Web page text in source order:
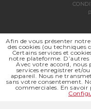
SSR
SOCIÉTÉ
Afin de vous présenter
des cookies (ou techniques
Certains services et
notre plateforme.
Avec votre accord, nous
services enregistrer et/
appareil. Nous ne
sans votre consentement.
commerciales. En savoir